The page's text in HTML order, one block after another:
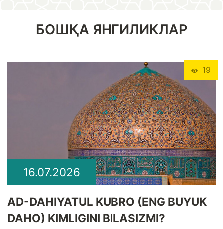
БОШҚА ЯНГИЛИКЛАР
19
16.07.2026
​AD-DAHIYATUL KUBRO (ENG BUYUK
DAHO) KIMLIGINI BILASIZMI?